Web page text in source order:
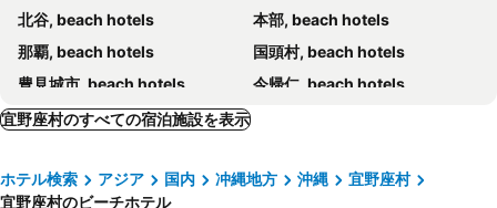
オディシス恩納リゾートホテル
ハイドアウト オキナワ ウルマ
ザ・ひらまつ ホテルズ & リゾーツ 宜野座
ハイビス ヤブ
Hundred Days Hotel
北谷, beach hotels
本部, beach hotels
那覇, beach hotels
国頭村, beach hotels
豊見城市, beach hotels
今帰仁, beach hotels
うるま, beach hotels
宜野座村のすべての宿泊施設を表示
ホテル検索 アジア 国内 冲縄地方 沖縄
宜野座村
宜野座村のビーチホテル